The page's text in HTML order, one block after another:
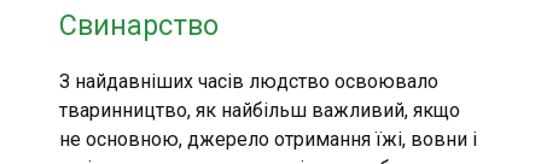
Свинарство
З найдавніших часів людство освоювало
тваринництво, як найбільш важливий, якщо
не основною, джерело отримання їжі, вовни і